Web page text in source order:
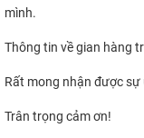
mình.
Thông tin về gian hàng
Rất mong nhận được sự
Trân trọng